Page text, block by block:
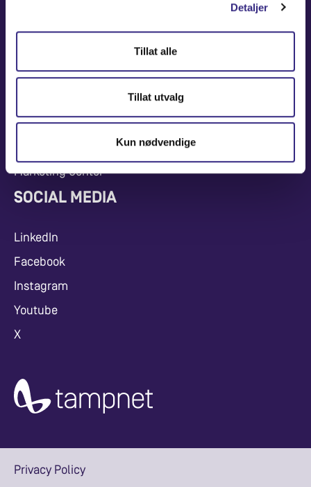
Detaljer
Tillat alle
Tillat utvalg
Kun nødvendige
Contact
Partners Europe
Marketing Center
SOCIAL MEDIA
LinkedIn
Facebook
Instagram
Youtube
X
Privacy Policy